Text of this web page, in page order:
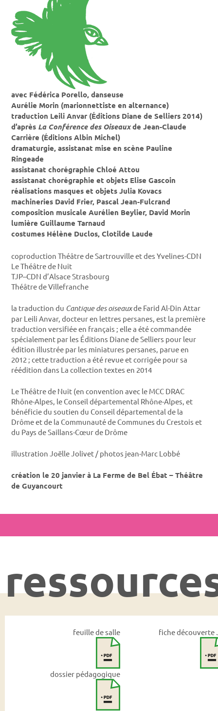
avec Fédérica Porello, danseuse
Aurélie Morin (marionnettiste en alternance)
traduction Leili Anvar (Éditions Diane de Selliers 2014)
d’après La Conférence des Oiseauxde Jean-Claude
Carrière (Éditions Albin Michel)
dramaturgie, assistanat mise en scène Pauline
Ringeade
assistanat chorégraphie Chloé Attou
assistanat chorégraphie et objets Elise Gascoin
réalisations masques et objets Julia Kovacs
machineries David Frier, Pascal Jean-Fulcrand
composition musicale Aurélien Beylier, David Morin
lumière Guillaume Tarnaud
costumes Hélène Duclos, Clotilde Laude
coproduction Théâtre de Sartrouville et des Yvelines-CDN
Le Théâtre de Nuit
TJP–CDN d’Alsace Strasbourg
Théâtre de Villefranche
la traduction du Cantique des oiseauxde Farid Al-Din Attar
par Leili Anvar, docteur en lettres persanes, est la première
traduction versifiée en français ; elle a été commandée
spécialement par les Éditions Diane de Selliers pour leur
édition illustrée par les miniatures persanes, parue en
2012 ; cette traduction a été revue et corrigée pour sa
réédition dans La collection textes en 2014
Le Théâtre de Nuit (en convention avec le MCC DRAC
Rhône-Alpes, le Conseil départemental Rhône-Alpes, et
bénéficie du soutien du Conseil départemental de la
Drôme et de la Communauté de Communes du Crestois et
du Pays de Saillans-Cœur de Drôme
illustration Joëlle Jolivet / photos jean-Marc Lobbé
création le 20 janvier à La Ferme de Bel Ébat – Théâtre
de Guyancourt
feuille de salle fiche découverte
dossier pédagogique